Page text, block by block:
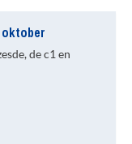
de c1 en